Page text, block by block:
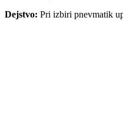
Dejstvo: Pri izbiri pnevmatik